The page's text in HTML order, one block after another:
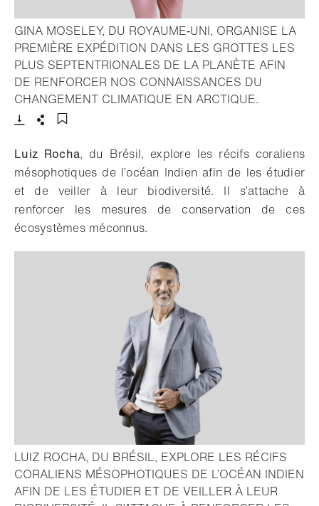
GINA MOSELEY, DU ROYAUME‑UNI, ORGANISE LA
PREMIÈRE EXPÉDITION DANS LES GROTTES LES
PLUS SEPTENTRIONALES DE LA PLANÈTE AFIN
DE RENFORCER NOS CONNAISSANCES DU
CHANGEMENT CLIMATIQUE EN ARCTIQUE.
Luiz Rocha, du Brésil, explore les récifs coraliens
mésophotiques de l’océan Indien afin de les étudier
et de veiller à leur biodiversité. Il s’attache à
renforcer les mesures de conservation de ces
écosystèmes méconnus.
LUIZ ROCHA, DU BRÉSIL, EXPLORE LES RÉCIFS
CORALIENS MÉSOPHOTIQUES DE L’OCÉAN INDIEN
AFIN DE LES ÉTUDIER ET DE VEILLER À LEUR